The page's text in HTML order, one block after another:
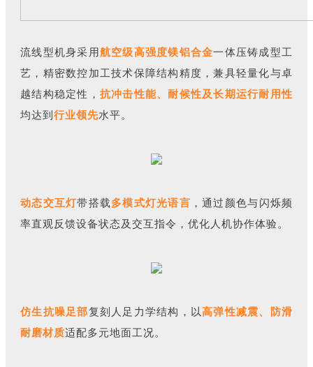
流线型机身采用航空级高强度镁铝合金一体压铸成型工
艺，精密数控加工技术保障结构精度，兼具轻量化与卓
越结构稳定性， 抗冲击性能、耐候性及长期运行耐用性
均达到 行业领先水平。
动态交互灯带搭载多模式灯光语言 ，通过颜色与闪烁频
率直观反馈设备状态及交互指令，优化人机协作体验。
仿生抗噪足部复刻人足力学结构，以高弹性减震、防滑
耐磨材质适配多元地面工况。